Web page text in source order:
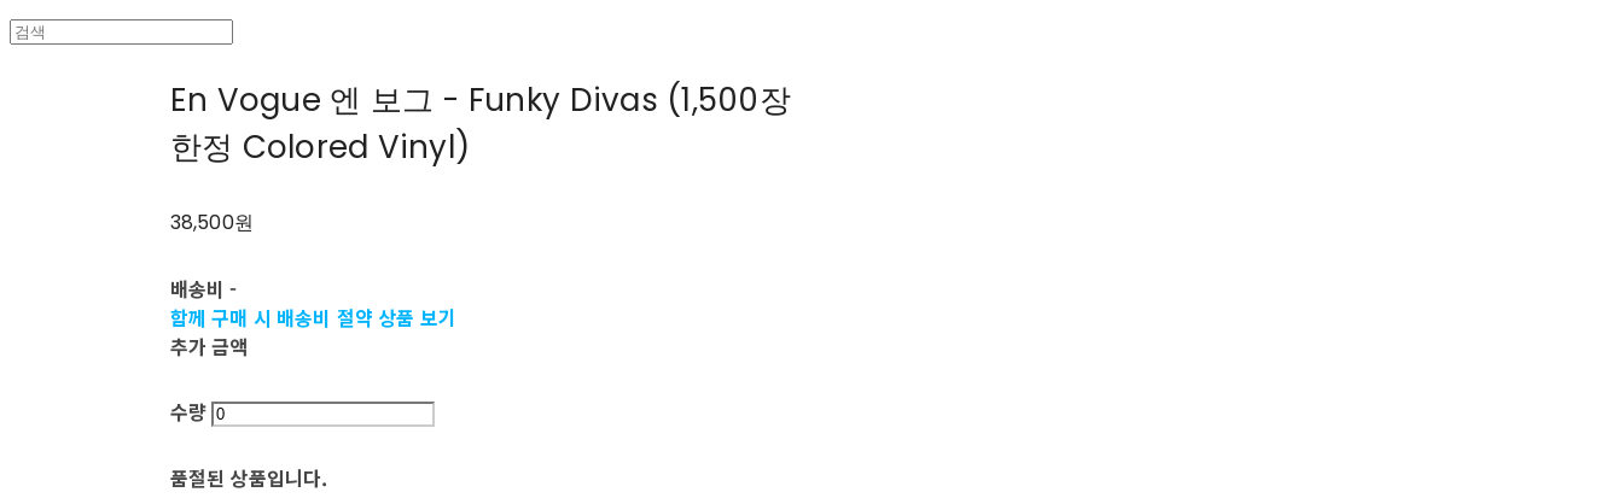
En Vogue 엔 보그 - Funky Divas (1,500장
한정 Colored Vinyl)
38,500원
배송비-
함께 구매 시 배송비 절약 상품 보기
추가 금액
수량
품절된 상품입니다.